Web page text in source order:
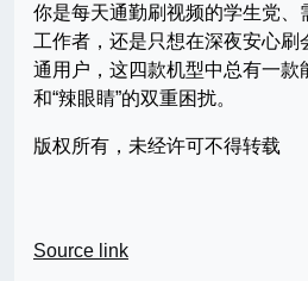
你是每天通勤刷视频的学生党、
工作者，还是只想在深夜安心刷
通用户，这四款机型中总有一款
和“辣眼睛”的双重困扰。
版权所有，未经许可不得转载
Source link